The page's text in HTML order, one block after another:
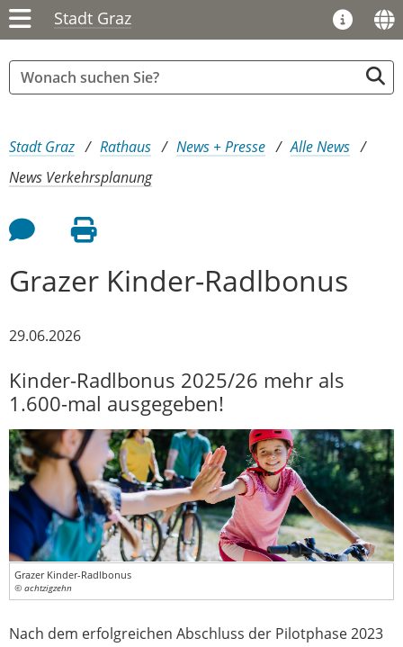
Stadt Graz
Sie sind hier:
Stadt Graz Rathaus News + Presse
Alle News
News Verkehrsplanung
Feedback an Autor
Seite drucken
Grazer Kinder-Radlbonus
29.06.2026
Kinder-Radlbonus 2025/26 mehr als
1.600-mal ausgegeben!
Grazer Kinder-Radlbonus
© achtzigzehn
Nach dem erfolgreichen Abschluss der Pilotphase 2023